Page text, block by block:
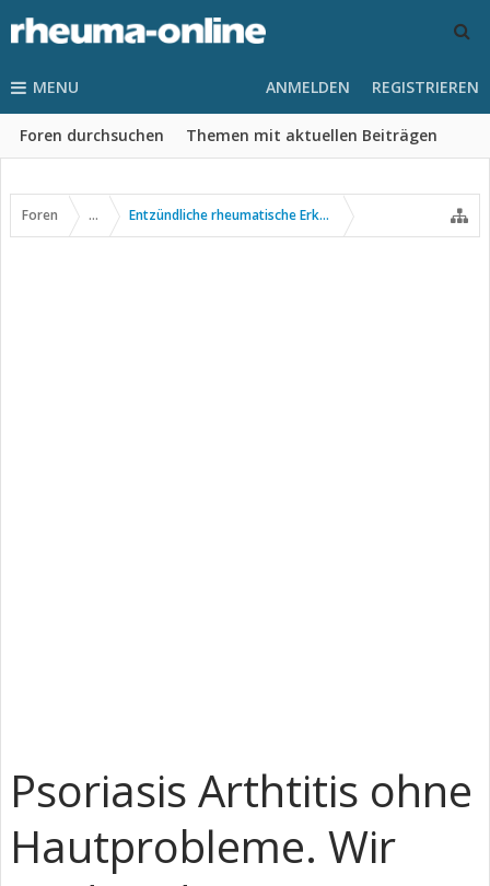
MENU
Foren durchsuchen Themen mit aktuellen Beiträgen
ANMELDEN REGISTRIEREN
Foren ... Entzündliche rheumatische Erkrankungen
Psoriasis Arthtitis ohne
Hautprobleme. Wir